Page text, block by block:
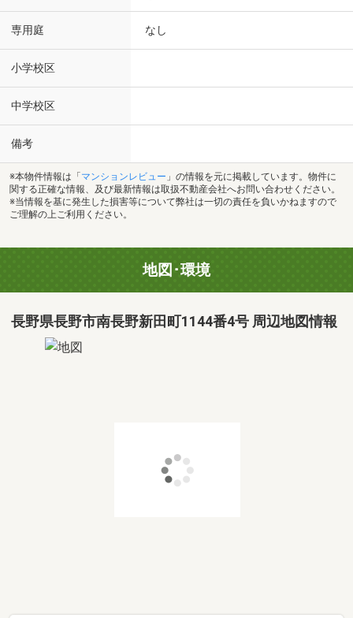
専用庭 なし
小学校区
中学校区
備考
※本物件情報は「 マンションレビュー 」の情報を元に掲載しています。物件に
関する正確な情報、及び最新情報は取扱不動産会社へお問い合わせください。
※当情報を基に発生した損害等について弊社は一切の責任を負いかねますので
ご理解の上ご利用ください。
地図･環境
長野県長野市南長野新田町1144番4号 周辺地図情報